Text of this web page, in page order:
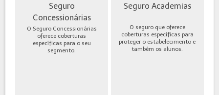
Seguro
Concessionárias
O Seguro Concessionárias
oferece coberturas
específicas para o seu
segmento.
Seguro Academias
O seguro que oferece
coberturas específicas para
proteger o estabelecimento e
também os alunos.